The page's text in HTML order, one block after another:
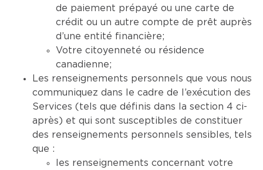
de paiement prépayé ou une carte de
crédit ou un autre compte de prêt auprès
d’une entité financière;
Votre citoyenneté ou résidence
canadienne;
Les renseignements personnels que vous nous
communiquez dans le cadre de l’exécution des
Services (tels que définis dans la section 4 ci-
après) et qui sont susceptibles de constituer
des renseignements personnels sensibles, tels
que :
les renseignements concernant votre